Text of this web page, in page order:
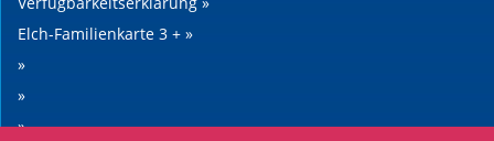
Elch-Familienkarte 3 + »
»
»
»